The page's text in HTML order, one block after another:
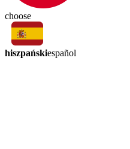
choose
hiszpańskiespañol